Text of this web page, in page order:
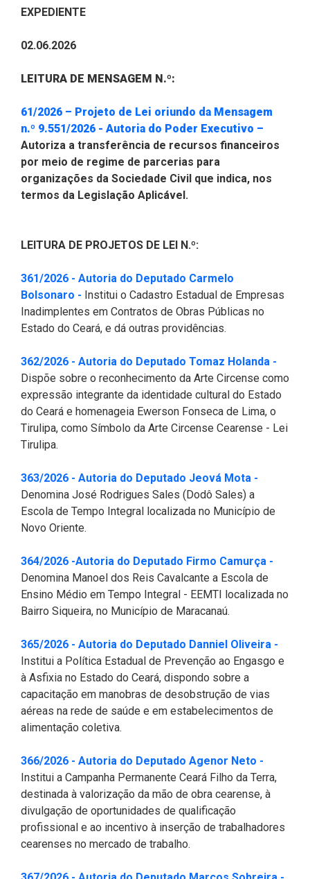
COGE
Comunicação Legislativa
Coordenadoria do Sistema
Alece de Comunicação
Comunicação
Célula de Projetos Especiais
Coordenadoria de Polícia
Centro de Estudos e Atividades
Controladoria
Concursos e Processos
Seletivos
Procuradoria Geral
Tecnologia da Informação
Assessoria Jurídica e Relações
Institucionais
Secretaria Executiva da Mesa
Coordenadoria de Eventos e
Cerimonial
1ª Companhia do Batalhão de
Prevenção Institucional
Guarda (2ª CPG)
Departamento de
Documentação e Informação
Corregedoria
Combate à Violência
Comitê de Responsabilidade
Defensoria Pública do Ceará
Departamento de Saúde e
Assistência Social
Instituto de Estudos e
Pesquisas Sobre o
Desenvolvimento do Ceará -
Malce - Memorial da Alece
Deputado Pontes Neto
Procon Alece
Sala do Empreendedor
dricos, Minas e Pesca
Direitos Humanos e Cidadania
Educação Básica
Fiscalização e Controle
Indústria, Desenvolvimento
Econômico e Comércio
Meio Ambiente, Mudanças
Climáticas e Desenvolvimento
do Semiárido
Orçamento, Finanças e
Tributação
Previdência Social e Saúde
Proteção Social e Combate à
Trabalho, Administração e
Serviço Publico
Viação, Transporte e Des.
Urbano
EXPEDIENTE
02.06.2026
LEITURA DE MENSAGEM N.º:
61/2026 – Projeto de Lei oriundo da Mensagem
n.º 9.551/2026 - Autoria do Poder Executivo –
Autoriza a transferência de recursos financeiros
por meio de regime de parcerias para
organizações da Sociedade Civil que indica, nos
termos da Legislação Aplicável.
LEITURA DE PROJETOS DE LEI N.º:
361/2026 - Autoria do Deputado Carmelo
Bolsonaro - (Abre em nova janela)
Institui o Cadastro Estadual de Empresas
Inadimplentes em Contratos de Obras Públicas no
Estado do Ceará, e dá outras providências.
362/2026 - Autoria do Deputado Tomaz Holanda -
Dispõe sobre o reconhecimento da Arte Circense como
expressão integrante da identidade cultural do Estado
do Ceará e homenageia Ewerson Fonseca de Lima, o
Tirulipa, como Símbolo da Arte Circense Cearense - Lei
Tirulipa.
363/2026 - Autoria do Deputado Jeová Mota -
Denomina José Rodrigues Sales (Dodô Sales) a
Escola de Tempo Integral localizada no Município de
Novo Oriente.
364/2026 -Autoria do Deputado Firmo Camurça -
Denomina Manoel dos Reis Cavalcante a Escola de
Ensino Médio em Tempo Integral - EEMTI localizada no
Bairro Siqueira, no Município de Maracanaú.
365/2026 - Autoria do Deputado Danniel Oliveira -
Institui a Política Estadual de Prevenção ao Engasgo e
à Asfixia no Estado do Ceará, dispondo sobre a
capacitação em manobras de desobstrução de vias
aéreas na rede de saúde e em estabelecimentos de
alimentação coletiva.
366/2026 - Autoria do Deputado Agenor Neto -
Institui a Campanha Permanente Ceará Filho da Terra,
destinada à valorização da mão de obra cearense, à
divulgação de oportunidades de qualificação
profissional e ao incentivo à inserção de trabalhadores
cearenses no mercado de trabalho.